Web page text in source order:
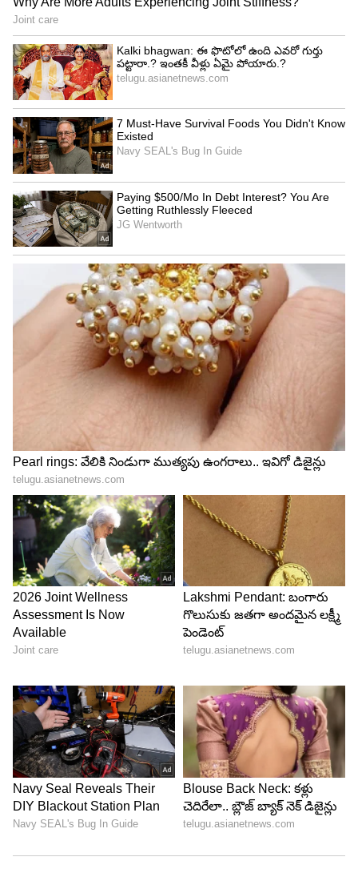
3
5
జీర్ణ సమస్యలు
ఉల్లిపాయల్లో ఫైబర్ కంటెంట్ పుష్కలంగా ఉంటుంది. దీన్ని
తినడం వల్ల మన పొట్ట శుభ్రంగా ఉంటుంది. ఇలాంటి
పరిస్థితిలో మీరు దీన్ని ఒక వారం పాటు తినకపోతే మీకు
జీర్ణ సమస్యలు వస్తాయి.
బలహీనమైన రోగనిరోధక శక్తి
ఉల్లిపాయలను తింటే మన ఇమ్యూనిటీ పవర్ కూడా
బలంగా ఉంటుంది. అదే మీరు ఒక వారం పాటు
ఉల్లిపాయలని తినకపోవడం వల్ల మీ శరీరంలో ఎన్నో
ముఖ్యమైన పోషకాలు తగ్గుతాయి. దీంతో మీ ఇమ్యూనిటీ
పవర్ కూడా బలహీనంగా మారుతుంది. దీంతో మీకు
వ్యాధులు ఎక్కువగా సోకుతాయి.